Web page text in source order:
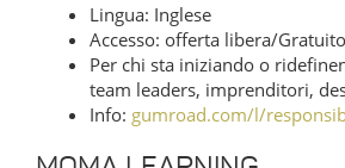
Lingua: Inglese
Accesso: offerta libera/Gratuito
Per chi sta iniziando o
team leaders, imprenditori,
Info: gumroad.com/l/